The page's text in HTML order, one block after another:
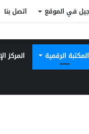
في الموقع اتصل بنا
المكتبة الرقمية المركز